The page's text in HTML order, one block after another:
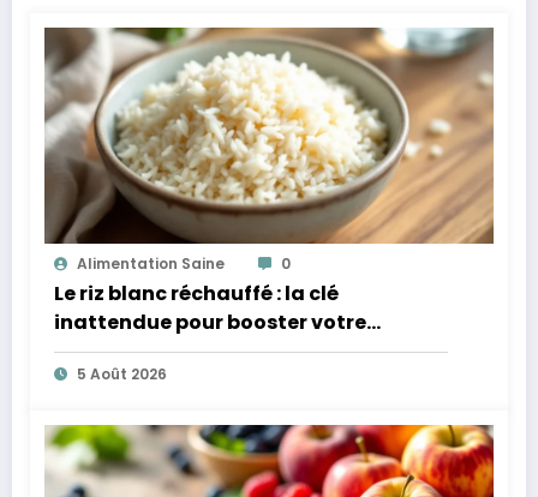
Alimentation Saine 0
Le riz blanc réchauffé : la clé
inattendue pour booster votre
microbiote
5 Août 2026